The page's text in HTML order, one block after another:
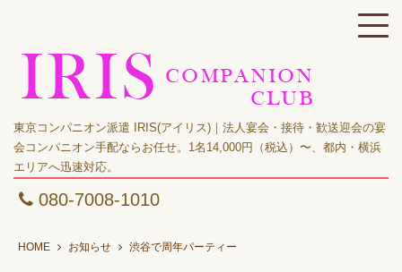
東京コンパニオン派遣 IRIS(アイリス)｜法人宴会・接待・歓送迎会の宴
会コンパニオン手配ならお任せ。1名14,000円（税込）〜、都内・横浜
エリアへ迅速対応。
080-7008-1010
HOME お知らせ 渋谷で周年パーティー